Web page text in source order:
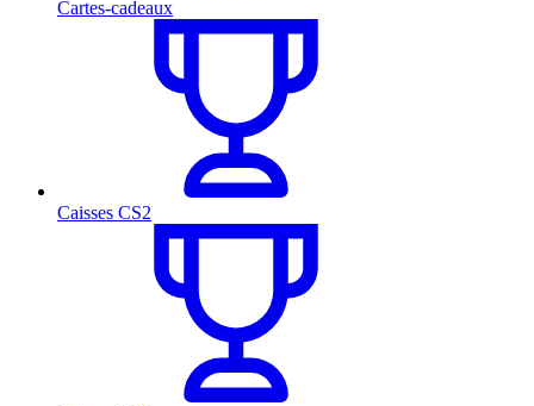
Cartes-cadeaux
Caisses CS2